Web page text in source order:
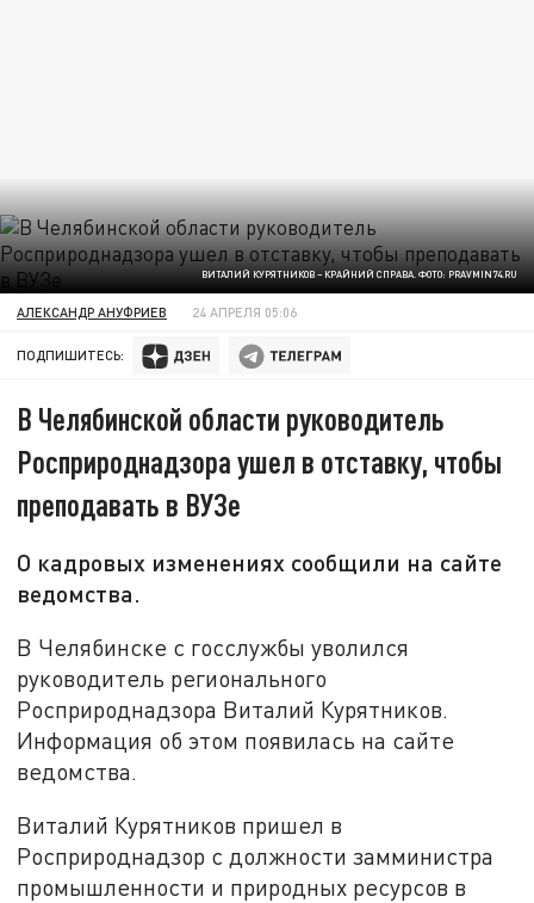
ВИТАЛИЙ КУРЯТНИКОВ – КРАЙНИЙ СПРАВА. ФОТО: PRAVMIN74.RU
АЛЕКСАНДР АНУФРИЕВ 24 АПРЕЛЯ 05:06
ПОДПИШИТЕСЬ:
В Челябинской области руководитель
Росприроднадзора ушел в отставку, чтобы
преподавать в ВУЗе
О кадровых изменениях сообщили на сайте
ведомства.
В Челябинске с госслужбы уволился
руководитель регионального
Росприроднадзора Виталий Курятников.
Информация об этом появилась на сайте
ведомства.
Виталий Курятников пришел в
Росприроднадзор с должности замминистра
промышленности и природных ресурсов в